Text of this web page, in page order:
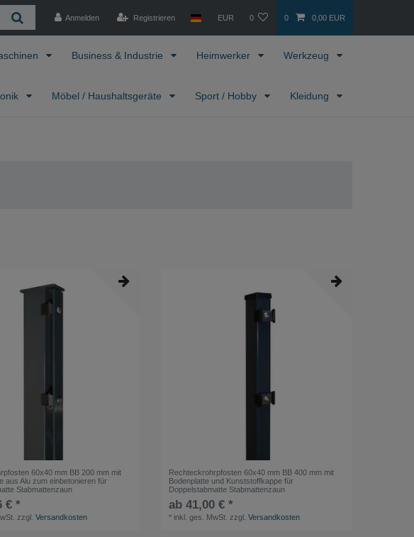
Anmelden Registrieren EUR 0 0 0,00 EUR
Business & Industrie Heimwerker Werkzeug
Möbel / Haushaltsgeräte Sport / Hobby Kleidung
60x40 mm BB 200 mm mit
aus Alu zum einbetonieren für
Stabmattenzaun
€ *
zzgl.Versandkosten
Rechteckrohrpfosten 60x40 mm BB 400 mm mit
Bodenplatte und Kunststoffkappe für
Doppelstabmatte Stabmattenzaun
ab 41,00 € *
* inkl. ges. MwSt. zzgl.Versandkosten